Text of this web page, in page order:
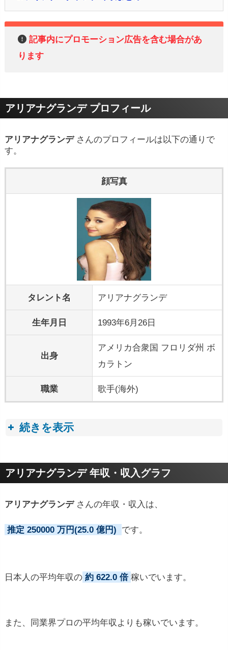
記事内にプロモーション広告を含む場合があ
ります
アリアナグランデ プロフィール
アリアナグランデ さんのプロフィールは以下の通りで
す。
顔写真
タレント名 アリアナグランデ
生年月日 1993年6月26日
出身
アメリカ合衆国 フロリダ州 ボ
カラトン
職業 歌手(海外)
続きを表示
プロフィールトピック
アリアナグランデ 年収・収入グラフ
アリアナグランデ さんの年収・収入は、
推定 250000 万円(25.0 億円) です。
日本人の平均年収の 約 622.0 倍 稼いでいます。
また、同業界プロの平均年収よりも稼いでいます。